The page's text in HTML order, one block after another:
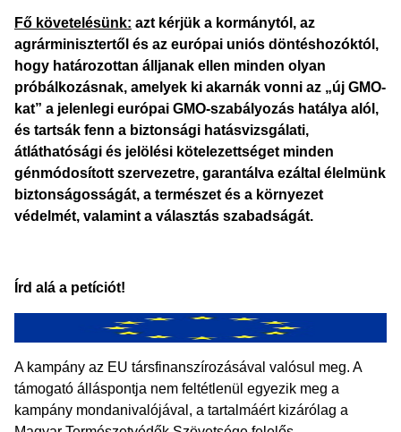
Fő követelésünk: azt kérjük a kormánytól, az
agrárminisztertől és az európai uniós döntéshozóktól,
hogy határozottan álljanak ellen minden olyan
próbálkozásnak, amelyek ki akarnák vonni az „új GMO-
kat” a jelenlegi európai GMO-szabályozás hatálya alól,
és tartsák fenn a biztonsági hatásvizsgálati,
átláthatósági és jelölési kötelezettséget minden
génmódosított szervezetre, garantálva ezáltal élelmünk
biztonságosságát, a természet és a környezet
védelmét, valamint a választás szabadságát.
Írd alá a petíciót!
A kampány az EU társfinanszírozásával valósul meg. A
támogató álláspontja nem feltétlenül egyezik meg a
kampány mondanivalójával, a tartalmáért kizárólag a